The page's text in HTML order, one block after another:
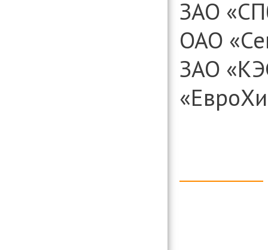
ЗАО
ОАО
ЗАО